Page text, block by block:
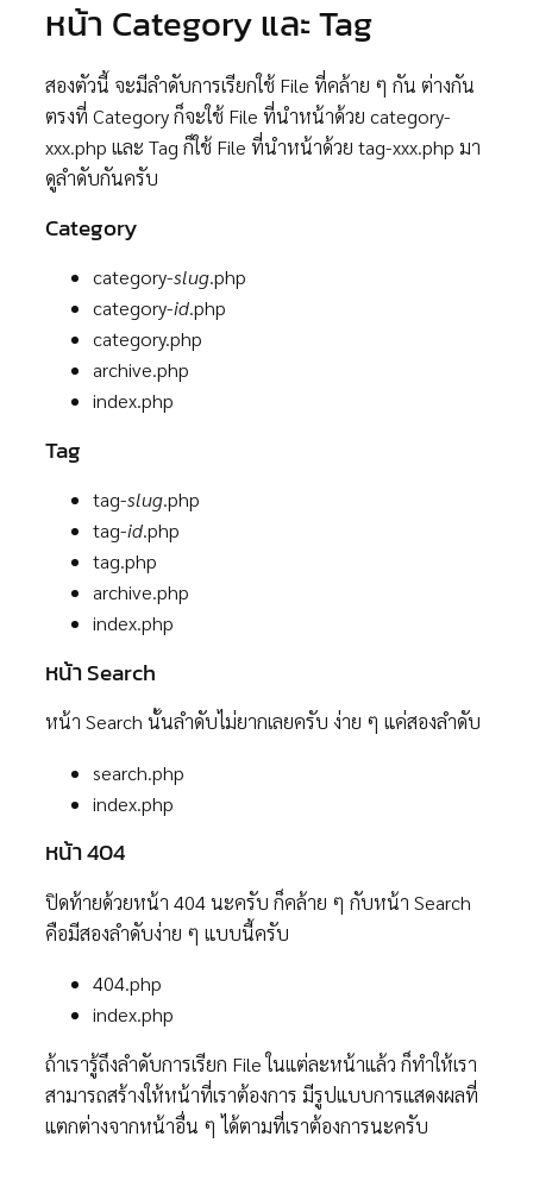
หน้า Category และ Tag
สองตัวนี้ จะมีลำดับการเรียกใช้ File ที่คล้าย ๆ กัน ต่างกัน
ตรงที่ Category ก็จะใช้ File ที่นำหน้าด้วย category-
xxx.php และ Tag ก็ใช้ File ที่นำหน้าด้วย tag-xxx.php มา
ดูลำดับกันครับ
Category
category-slug.php
category-id.php
category.php
archive.php
index.php
Tag
tag-slug.php
tag-id.php
tag.php
archive.php
index.php
หน้า Search
หน้า Search นั้นลำดับไม่ยากเลยครับ ง่าย ๆ แค่สองลำดับ
search.php
index.php
หน้า 404
ปิดท้ายด้วยหน้า 404 นะครับ ก็คล้าย ๆ กับหน้า Search
คือมีสองลำดับง่าย ๆ แบบนี้ครับ
404.php
index.php
ถ้าเรารู้ถึงลำดับการเรียก File ในแต่ละหน้าแล้ว ก็ทำให้เรา
สามารถสร้างให้หน้าที่เราต้องการ มีรูปแบบการแสดงผลที่
แตกต่างจากหน้าอื่น ๆ ได้ตามที่เราต้องการนะครับ